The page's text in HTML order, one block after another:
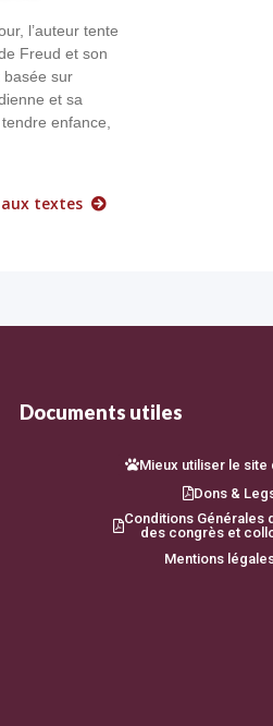
l’auteur tente
Freud et son
sur
et sa
enfance,
aux textes
Documents utiles
Mieux utiliser le site
Dons &
Conditions Générales
des congrès et
Mentions